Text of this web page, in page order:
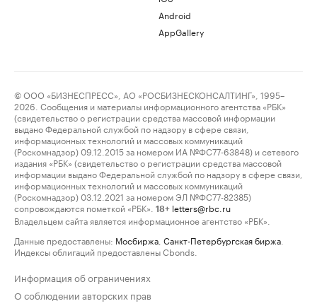
Android
AppGallery
© ООО «БИЗНЕСПРЕСС», АО «РОСБИЗНЕСКОНСАЛТИНГ», 1995–
2026. Сообщения и материалы информационного агентства «РБК»
(свидетельство о регистрации средства массовой информации
выдано Федеральной службой по надзору в сфере связи,
информационных технологий и массовых коммуникаций
(Роскомнадзор) 09.12.2015 за номером ИА №ФС77-63848) и сетевого
издания «РБК» (свидетельство о регистрации средства массовой
информации выдано Федеральной службой по надзору в сфере связи,
информационных технологий и массовых коммуникаций
(Роскомнадзор) 03.12.2021 за номером ЭЛ №ФС77-82385)
сопровождаются пометкой «РБК».
18+ letters@rbc.ru
Владельцем сайта является информационное агентство «РБК».
Данные предоставлены: Мосбиржа Санкт-Петербургская биржа
Индексы облигаций предоставлены Cbonds.
Информация об ограничениях
О соблюдении авторских прав